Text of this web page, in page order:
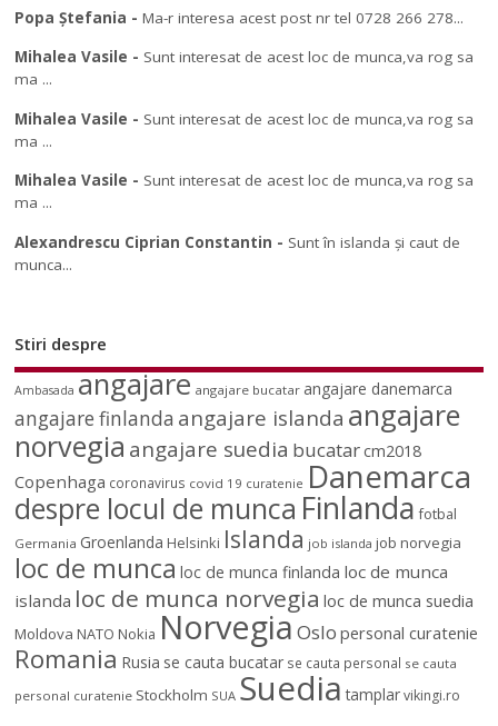
Popa Ștefania -Ma-r interesa acest post nr tel 0728 266 278...
Mihalea Vasile - Sunt interesat de acest loc de munca,va rog sa
ma ...
Mihalea Vasile - Sunt interesat de acest loc de munca,va rog sa
ma ...
Mihalea Vasile - Sunt interesat de acest loc de munca,va rog sa
ma ...
Alexandrescu Ciprian Constantin - Sunt în islanda și caut de
munca...
Stiri despre
Ambasada angajare angajare bucatar angajare danemarca
angajare finlanda angajare islanda angajare
norvegia angajare suedia bucatarcm2018
Copenhaga coronavirus covid 19 curatenie Danemarca
despre locul de munca Finlanda fotbal
Germania Groenlanda Helsinki Islanda job islanda job norvegia
loc de munca loc de munca finlanda loc de munca
islanda loc de munca norvegia loc de munca suedia
Moldova NATO Nokia NorvegiaOslo personal curatenie
Romania Rusia se cauta bucatar se cauta personal se cauta
personal curatenie Stockholm SUA Suedia tamplar vikingi.ro